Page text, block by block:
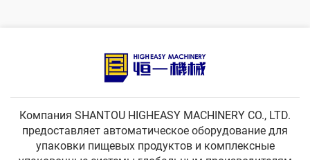
Компания SHANTOU HIGHEASY MACHINERY CO., LTD.
предоставляет автоматическое оборудование для
упаковки пищевых продуктов и комплексные